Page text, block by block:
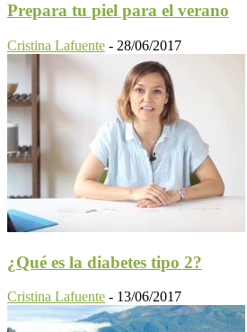
Prepara tu piel para el verano
Cristina Lafuente - 28/06/2017
¿Qué es la diabetes tipo 2?
Cristina Lafuente - 13/06/2017